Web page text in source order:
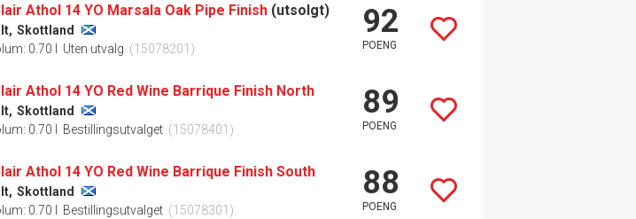
Athol 14 YO Marsala Oak Pipe Finish (utsolgt)
Skottland
0.70 l Uten utvalg (15078201)
92
POENG
Athol 14 YO Red Wine Barrique Finish North
Skottland
0.70 l Bestillingsutvalget (15078401)
89
POENG
Athol 14 YO Red Wine Barrique Finish South
Skottland
0.70 l Bestillingsutvalget (15078301)
88
POENG